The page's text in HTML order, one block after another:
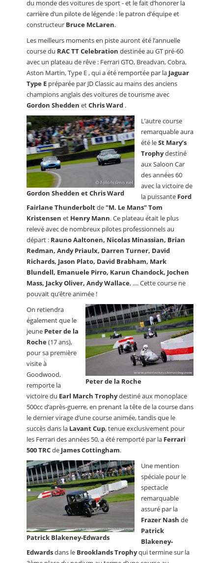
du monde des voitures de sport - et le fait d’honorer la
carrière d’un pilote de légende : le patron d’équipe et
constructeur Bruce McLaren.
Les meilleurs moments en piste auront été l’annuelle
course du RAC TT Celebration destinée au GT pré-60
avec un plateau de rêve : Ferrari GTO, Breadvan, Cobra,
Aston Martin, Type E , qui a été remportée par la Jaguar
Type E préparée par JD Classic au mains des anciens
champions anglais des voitures de tourisme avec
Gordon Shedden etChris Ward .
Gordon Shedden et Chris Ward
L’autre course
remarquable aura
été leSt Mary’s
Trophydestiné
aux Saloon Car
des années 60
avec la victoire de
la puissante Ford
Fairlane Thunderboltde"M. Le Mans" Tom
Kristensen et Henry Mann. Ce plateau était le plus
relevé avec de nombreux pilotes professionnels au
départ : Rauno Aaltonen, Nicolas Minassian, Brian
Redman, Andy Priaulx, Darren Turner, David
Richards, Jason Plato, David Brabham, Mark
Blundell, Emanuele Pirro, Karun Chandock, Jochen
Mass, Jacky Oliver, Andy Wallace, .... Cette course ne
pouvait qu’être animée !
Peter de la Roche
On retiendra
également que le
jeune Peter de la
Roche(17 ans),
pour sa première
visite à
Goodwood,
remporte la
victoire du Earl March Trophydestiné aux monoplace
500cc d’après-guerre, en prenant la tête de la course dans
le dernier virage d’une course animée, tandis que le
succès dans la Lavant Cup, tenue exclusivement pour
les Ferrari des années 50, a été remporté par la Ferrari
500 TRCde James Cottingham.
Patrick Blakeney-Edwards
Une mention
spéciale pour le
spectacle
remarquable
assuré par la
Frazer Nash de
Patrick
Blakeney-
Edwardsdans le Brooklands Trophyqui termine sur la